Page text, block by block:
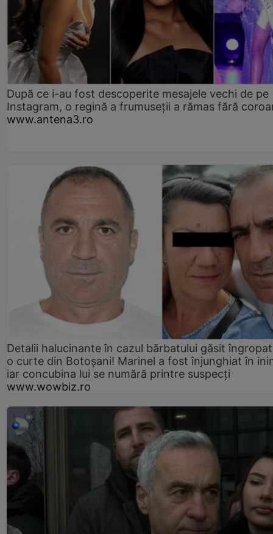
După ce i-au fost descoperite mesajele vechi de pe
Instagram, o regină a frumuseții a rămas fără
www.antena3.ro
Detalii halucinante în cazul bărbatului găsit
o curte din Botoșani! Marinel a fost înjunghiat în
iar concubina lui se numără printre suspecți
www.wowbiz.ro